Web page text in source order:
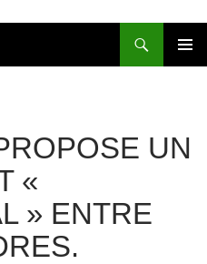
UN
«
» ENTRE